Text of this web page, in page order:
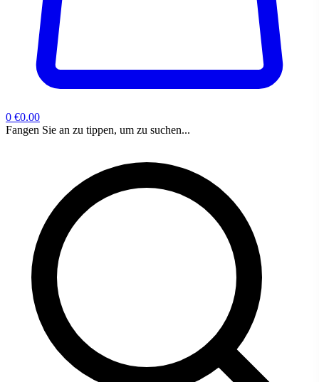
0 €0.00
Fangen Sie an zu tippen, um zu suchen...